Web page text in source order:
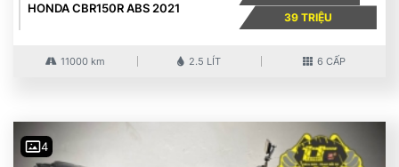
HONDA CBR150R ABS 2021
39 TRIỆU
11000 km 2.5 LÍT 6 CẤP
4